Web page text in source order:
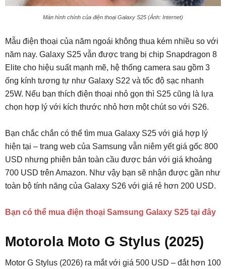
Màn hình chính của điện thoại Galaxy S25 (Ảnh: Internet)
Mẫu điện thoại của năm ngoái không thua kém nhiều so với
năm nay. Galaxy S25 vẫn được trang bị chip Snapdragon 8
Elite cho hiệu suất mạnh mẽ, hệ thống camera sau gồm 3
ống kính tương tự như Galaxy S22 và tốc độ sạc nhanh
25W. Nếu bạn thích điện thoại nhỏ gọn thì S25 cũng là lựa
chọn hợp lý với kích thước nhỏ hơn một chút so với S26.
Bạn chắc chắn có thể tìm mua Galaxy S25 với giá hợp lý
hiện tại – trang web của Samsung vẫn niêm yết giá gốc 800
USD nhưng phiên bản toàn cầu được bán với giá khoảng
700 USD trên Amazon. Như vậy bạn sẽ nhận được gần như
toàn bộ tính năng của Galaxy S26 với giá rẻ hơn 200 USD.
Bạn có thể mua điện thoại Samsung Galaxy S25 tại đây
Motorola Moto G Stylus (2025)
Motor G Stylus (2026) ra mắt với giá 500 USD – đắt hơn 100